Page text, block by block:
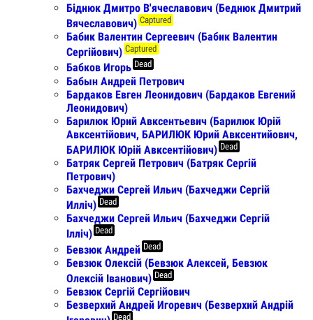
Бiднюк Дмитро В'ячеславович (Беднюк Дмитрий
Вячеславович) Captured
Бабик Валентин Сергеевич (Бабик Валентин
Сергійович) Captured
Бабков Игорь Dead
Бабын Андрей Петрович
Бардаков Евген Леонидович (Бардаков Евгений
Леонидович)
Барилюк Юрий Авксентьевич (Барилюк Юрій
Авксентійович, БАРИЛЮК Юрий Авксентийович,
БАРИЛЮК Юрій Авксентійович) Dead
Батряк Сергей Петрович (Батряк Сергій
Петрович)
Бахчеджи Сергей Ильич (Бахчеджи Сергiй
Иллiч) Dead
Бахчеджи Сергей Ильич (Бахчеджи Сергій
Ілліч) Dead
Бевзюк Андрей Dead
Бевзюк Олексій (Бевзюк Алексей, Бевзюк
Олексій Іванович) Dead
Бевзюк Сергій Сергійович
Безверхий Андрей Игоревич (Безверхий Андрій
Dead